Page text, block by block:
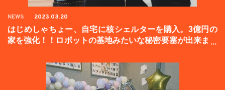
NEWS 2023.03.20
はじめしゃちょー、自宅に核シェルターを購入。3億円の
家を強化！！ロボットの基地みたいな秘密要塞が出来まし